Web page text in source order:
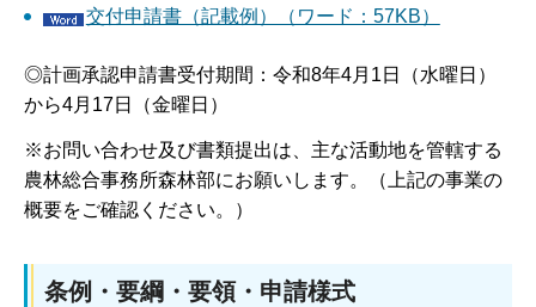
交付申請書（記載例）（ワード：57KB）
◎計画承認申請書受付期間：令和8年4月1日（水曜日）
から4月17日（金曜日）
※お問い合わせ及び書類提出は、主な活動地を管轄する
農林総合事務所森林部にお願いします。（上記の事業の
概要をご確認ください。）
条例・要綱・要領・申請様式